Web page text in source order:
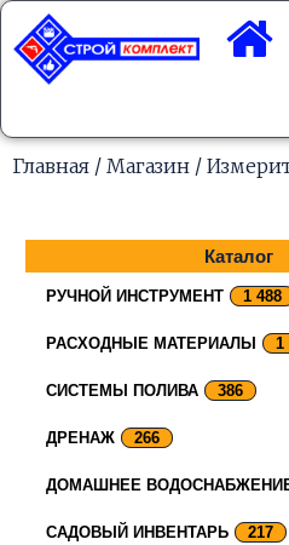
Перейти
содержимому
Главная / Магазин /
Каталог
РУЧНОЙ ИНСТРУМЕНТ 1 488
РАСХОДНЫЕ МАТЕРИАЛЫ 1
СИСТЕМЫ ПОЛИВА 386
ДРЕНАЖ 266
ДОМАШНЕЕ
САДОВЫЙ ИНВЕНТАРЬ 217